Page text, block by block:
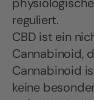
reguliert.
CBD ist ein
Cannabinoid,
Cannabinoid
keine